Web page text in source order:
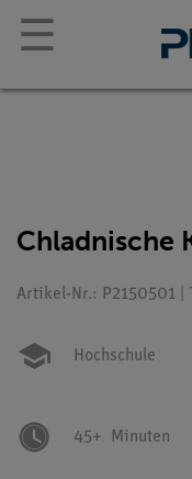
☰
Chladnische
Artikel-Nr.: P2150501 |
Hochschule
45+ Minuten